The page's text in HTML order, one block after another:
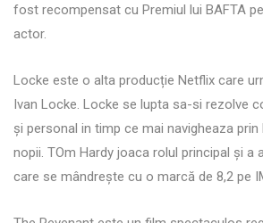
fost recompensat cu Premiul lui BAFTA
actor.
Locke este o alta producție Netflix care
Ivan Locke. Locke se lupta sa-si rezolve
și personal in timp ce mai navigheaza
nopii. TOm Hardy joaca rolul principal și a
care se mândrește cu o marcă de 8,2 pe